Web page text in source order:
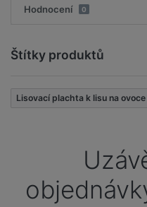
Hodnocení 0
Štítky produktů
Lisovací plachta k lisu na ovoce